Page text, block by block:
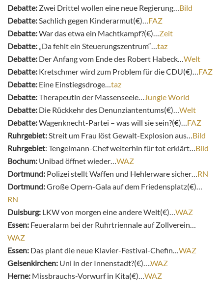
Debatte: Zwei Drittel wollen eine neue Regierung…Bild
Debatte:Sachlich gegen Kinderarmut(€)…FAZ
Debatte:War das etwa ein Machtkampf?(€)…Zeit
Debatte: „Da fehlt ein Steuerungszentrum“…taz
Debatte: Der Anfang vom Ende des Robert Habeck…Welt
Debatte: Kretschmer wird zum Problem für die CDU(€)…FAZ
Debatte: Eine Einstiegsdroge…taz
Debatte:Therapeutin der Massenseele…Jungle World
Debatte: Die Rückkehr des Denunziantentums(€)…Welt
Debatte:Wagenknecht-Partei – was will sie sein?(€)…FAZ
Ruhrgebiet:Streit um Frau löst Gewalt-Explosion aus…Bild
Ruhrgebiet: Tengelmann-Chef weiterhin für tot erklärt…Bild
Bochum: Unibad öffnet wieder…WAZ
Dortmund: Polizei stellt Waffen und Hehlerware sicher…RN
Dortmund:Große Opern-Gala auf dem Friedensplatz(€)…
RN
Duisburg: LKW von morgen eine andere Welt(€)…WAZ
Essen: Feueralarm bei der Ruhrtriennale auf Zollverein…
WAZ
Essen: Das plant die neue Klavier-Festival-Chefin…WAZ
Gelsenkirchen: Uni in der Innenstadt?(€)….WAZ
Herne: Missbrauchs-Vorwurf in Kita(€)…WAZ